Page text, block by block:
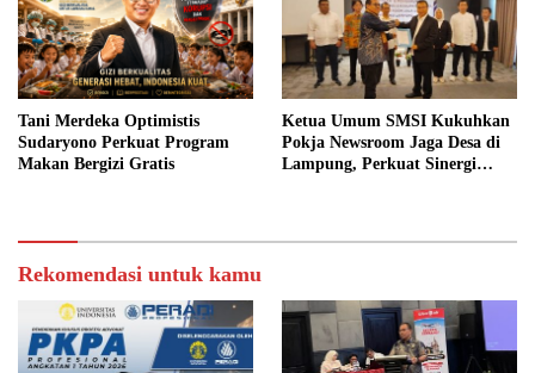
Tani Merdeka Optimistis
Sudaryono Perkuat Program
Makan Bergizi Gratis
Ketua Umum SMSI Kukuhkan
Pokja Newsroom Jaga Desa di
Lampung, Perkuat Sinergi
Rekomendasi untuk kamu